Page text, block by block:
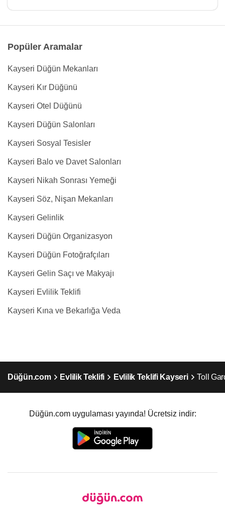
Popüler Aramalar
Kayseri Düğün Mekanları
Kayseri Kır Düğünü
Kayseri Otel Düğünü
Kayseri Düğün Salonları
Kayseri Sosyal Tesisler
Kayseri Balo ve Davet Salonları
Kayseri Nikah Sonrası Yemeği
Kayseri Söz, Nişan Mekanları
Kayseri Gelinlik
Kayseri Düğün Organizasyon
Kayseri Düğün Fotoğrafçıları
Kayseri Gelin Saçı ve Makyajı
Kayseri Evlilik Teklifi
Kayseri Kına ve Bekarlığa Veda
Düğün.com Evlilik Teklifi Evlilik Teklifi Kayseri Toll
Düğün.com uygulaması yayında! Ücretsiz indir: